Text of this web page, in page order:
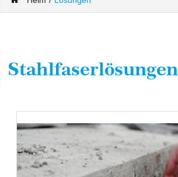
Stahlfaserlösungen